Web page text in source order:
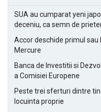
SUA au cumparat yeni
deceniu, ca semn de
Accor deschide primul sau
Mercure
Banca de Investitii si
a Comisiei Europene
Peste trei sferturi dintre
locuinta proprie